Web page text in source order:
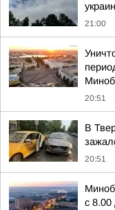
21:00
20:51
В
20:51
с 8.00